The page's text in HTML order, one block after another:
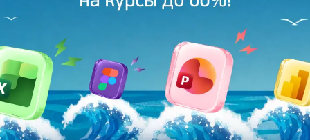
ПРЕЗЕНТАЦИЯ 375 - КСЕНИЯ
ТИМОФЕЕВА
Моё избранное